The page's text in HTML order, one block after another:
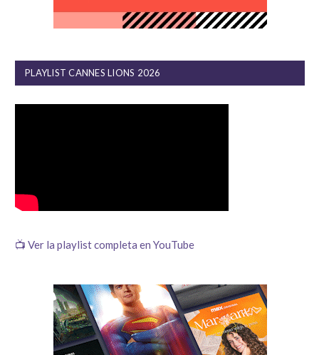
PLAYLIST CANNES LIONS 2026
📺 Ver la playlist completa en YouTube